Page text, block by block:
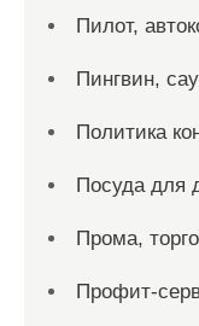
Пилот,
Пингвин,
Политика
Посуда для
Прома,
Профит-